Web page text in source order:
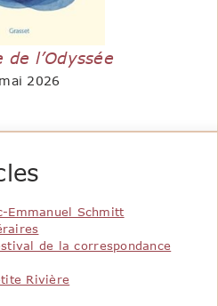
de l’Odyssée
2026
Emmanuel Schmitt
de la correspondance
Rivière